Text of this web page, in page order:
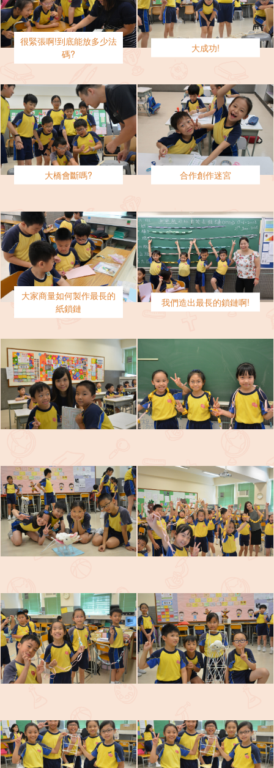
很緊張啊!到底能放多少法
碼?
大成功!
大橋會斷嗎? 合作創作迷宮
大家商量如何製作最長的
紙鎖鏈
我們造出最長的鎖鏈啊!